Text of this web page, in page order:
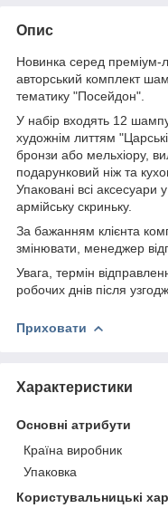
Опис
Новинка серед преміум-
авторський комплект
тематику "Посейдон".
У набір входять 12
художнім литтям
бронзи або мельхіору,
подарунковий ніж та
Упаковані всі аксесуари
армійську скриньку.
За бажанням клієнта
змінювати, менеджер
Увага, термін
робочих днів після
Приховати
Характеристики
Основні атрибути
Країна виробник
Упаковка
Користувальницькі